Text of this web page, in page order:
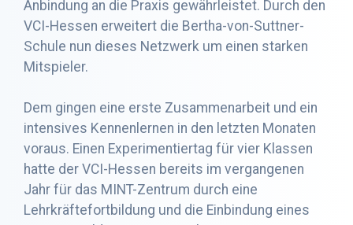
Anbindung an die Praxis gewährleistet. Durch den
VCI-Hessen erweitert die Bertha-von-Suttner-
Schule nun dieses Netzwerk um einen starken
Mitspieler.
Dem gingen eine erste Zusammenarbeit und ein
intensives Kennenlernen in den letzten Monaten
voraus. Einen Experimentiertag für vier Klassen
hatte der VCI-Hessen bereits im vergangenen
Jahr für das MINT-Zentrum durch eine
Lehrkräftefortbildung und die Einbindung eines